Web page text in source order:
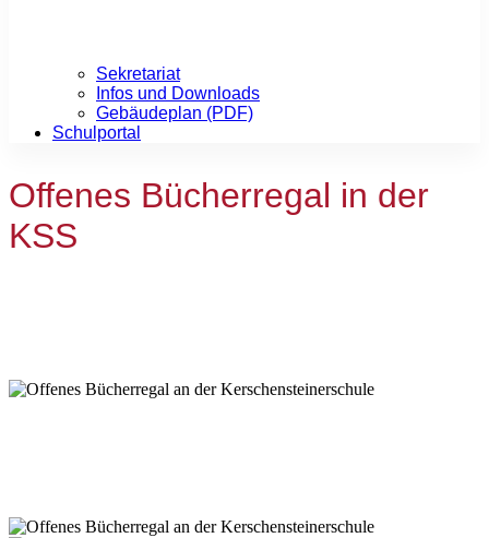
Sekretariat
Infos und Downloads
Gebäudeplan (PDF)
Schulportal
Offenes Bücherregal in der
KSS